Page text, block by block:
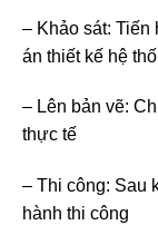
– Khảo sát:
án thiết kế hệ
– Lên bản vẽ:
thực tế
– Thi công: Sau
hành thi công